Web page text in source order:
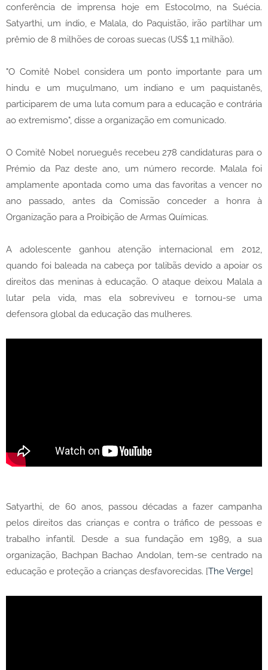
conferência de imprensa hoje em Estocolmo, na Suécia.
Satyarthi, um índio, e Malala, do Paquistão, irão partilhar um
prêmio de 8 milhões de coroas suecas (US$ 1,1 milhão).
"O Comitê Nobel considera um ponto importante para um
hindu e um muçulmano, um indiano e um paquistanês,
participarem de uma luta comum para a educação e contrária
ao extremismo", disse a organização em comunicado.
O Comitê Nobel norueguês recebeu 278 candidaturas para o
Prémio da Paz deste ano, um número recorde. Malala foi
amplamente apontada como uma das favoritas a vencer no
ano passado, antes da Comissão conceder a honra à
Organização para a Proibição de Armas Químicas.
A adolescente ganhou atenção internacional em 2012,
quando foi baleada na cabeça por talibãs devido a apoiar os
direitos das meninas à educação. O ataque deixou Malala a
lutar pela vida, mas ela sobreviveu e tornou-se uma
defensora global da educação das mulheres.
Satyarthi, de 60 anos, passou décadas a fazer campanha
pelos direitos das crianças e contra o tráfico de pessoas e
trabalho infantil. Desde a sua fundação em 1989, a sua
organização, Bachpan Bachao Andolan, tem-se centrado na
educação e proteção a crianças desfavorecidas. [The Verge]